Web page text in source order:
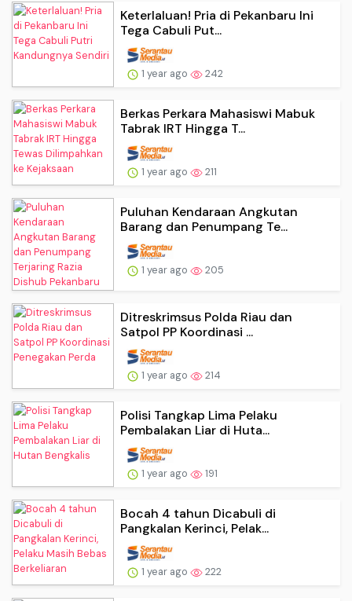
Keterlaluan! Pria di Pekanbaru Ini
Tega Cabuli Put...
1 year ago 242
Berkas Perkara Mahasiswi Mabuk
Tabrak IRT Hingga T...
1 year ago 211
Puluhan Kendaraan Angkutan
Barang dan Penumpang Te...
1 year ago 205
Ditreskrimsus Polda Riau dan
Satpol PP Koordinasi ...
1 year ago 214
Polisi Tangkap Lima Pelaku
Pembalakan Liar di Huta...
1 year ago 191
Bocah 4 tahun Dicabuli di
Pangkalan Kerinci, Pelak...
1 year ago 222